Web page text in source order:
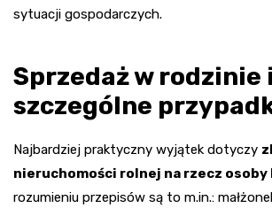
sytuacji gospodarczych.
Sprzedaż w rodzinie
szczególne
Najbardziej praktyczny wyjątek dotyczy
nieruchomości rolnej na rzecz
rozumieniu przepisów są to m.in.: